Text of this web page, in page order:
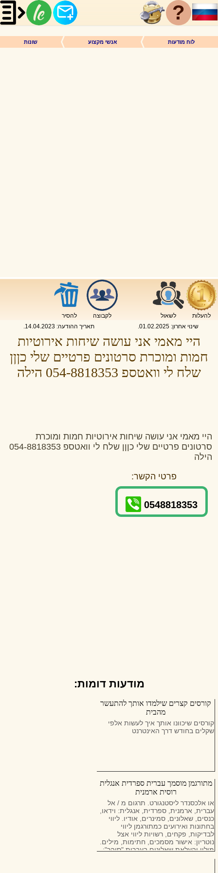
?
לוח מודעות אנשי מקצוע שונות
להעלות לשאול לקבוצה
להסיר
שינוי אחרון:01.02.2025
. תאריך ההודעה: 14.04.2023
.
היי מאמי אני עושה שיחות אירוטיות
חמות ומוכרת סרטונים פרטיים שלי כןןן
שלח לי וואטספ 054-8818353 הילה
היי מאמי אני עושה שיחות אירוטיות חמות ומוכרת
סרטונים פרטיים שלי כןןן שלח לי וואטספ 054-8818353
הילה
פרטי הקשר:
0548818353
מודעות דומות:
קורסים קצרים שילמדו אותך להתעשר
מהבית
קורסים שיכוונו אותך איך לעשות אלפי
שקלים בחודש דרך האינטרנט
מתורגמן מוסמך עברית ספרדית אנגלית
רוסית ארמנית
או אלכסנדר ליסטנגורט. תרגום מ / אל
עברית, ארמנית, ספרדית, אנגלית: וידאו,
כנסים, שאלונים, סמינרים, אודיו. ליווי
בחתונות ואירועים כמתורגמן ליווי
לבדיקות, פקחים, רשויות ליווי אצל
נוטריון: אישור מסמכים, חתימות, מילים.
מילוי והעלאת שאלונים בעברית "סוהר":